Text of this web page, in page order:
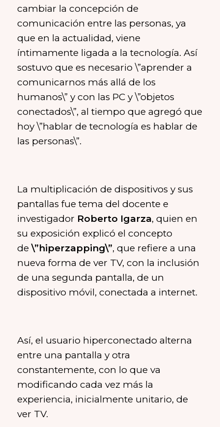
cambiar la concepción de
comunicación entre las personas, ya
que en la actualidad, viene
íntimamente ligada a la tecnología. Así
sostuvo que es necesario \”aprender a
comunicarnos más allá de los
humanos\” y con las PC y \”objetos
conectados\”, al tiempo que agregó que
hoy \”hablar de tecnología es hablar de
las personas\”.
La multiplicación de dispositivos y sus
pantallas fue tema del docente e
investigador Roberto Igarza, quien en
su exposición explicó el concepto
de\”hiperzapping\”, que refiere a una
nueva forma de ver TV, con la inclusión
de una segunda pantalla, de un
dispositivo móvil, conectada a internet.
Así, el usuario hiperconectado alterna
entre una pantalla y otra
constantemente, con lo que va
modificando cada vez más la
experiencia, inicialmente unitario, de
ver TV.